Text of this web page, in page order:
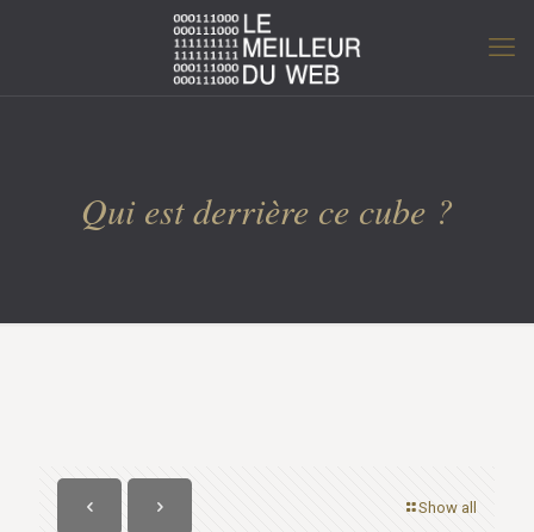
Qui est derrière ce cube ?
Show all